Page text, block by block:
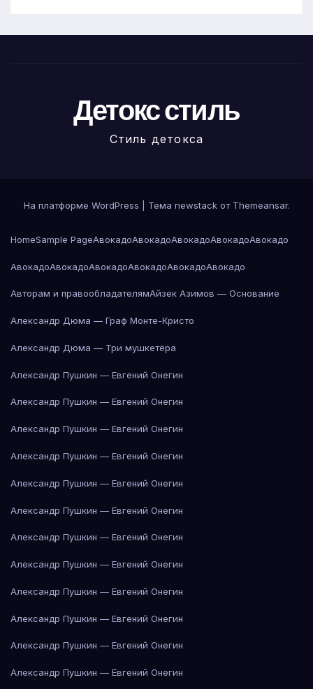
Детокс стиль
Стиль детокса
На платформе WordPress Тема newstack от Themeansar.
HomeSample PageАвокадоАвокадоАвокадоАвокадоАвокадо
АвокадоАвокадоАвокадоАвокадоАвокадоАвокадо
Авторам и правообладателямАйзек Азимов — Основание
Александр Дюма — Граф Монте-Кристо
Александр Дюма — Три мушкетёра
Александр Пушкин — Евгений Онегин
Александр Пушкин — Евгений Онегин
Александр Пушкин — Евгений Онегин
Александр Пушкин — Евгений Онегин
Александр Пушкин — Евгений Онегин
Александр Пушкин — Евгений Онегин
Александр Пушкин — Евгений Онегин
Александр Пушкин — Евгений Онегин
Александр Пушкин — Евгений Онегин
Александр Пушкин — Евгений Онегин
Александр Пушкин — Евгений Онегин
Александр Пушкин — Евгений Онегин